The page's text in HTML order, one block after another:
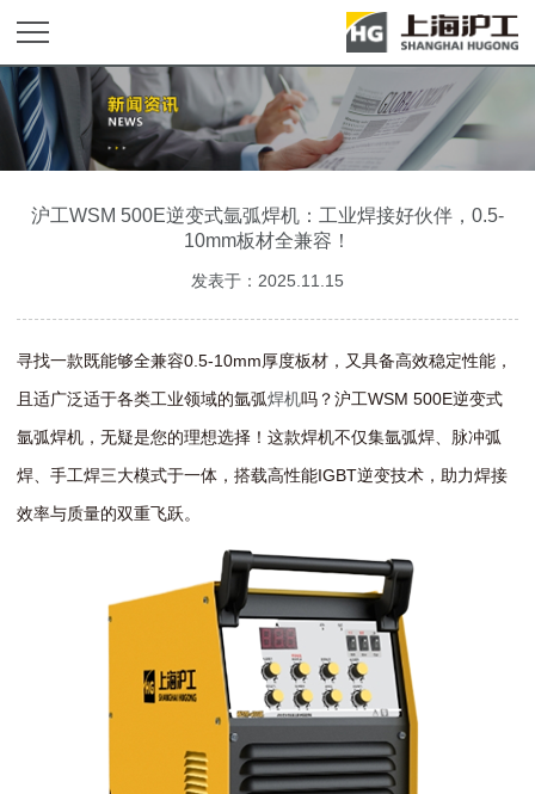
沪工WSM 500E逆变式氩弧焊机：工业焊接好伙伴，0.5-
10mm板材全兼容！
发表于：2025.11.15
寻找一款既能够全兼容0.5-10mm厚度板材，又具备高效稳定性能，
且适广泛适于各类工业领域的氩弧焊机吗？沪工WSM 500E逆变式
氩弧焊机，无疑是您的理想选择！这款焊机不仅集氩弧焊、脉冲弧
焊、手工焊三大模式于一体，搭载高性能IGBT逆变技术，助力焊接
效率与质量的双重飞跃。